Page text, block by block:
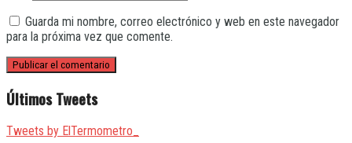
Guarda mi nombre, correo electrónico y web en este navegador
para la próxima vez que comente.
Últimos Tweets
Tweets by ElTermometro_